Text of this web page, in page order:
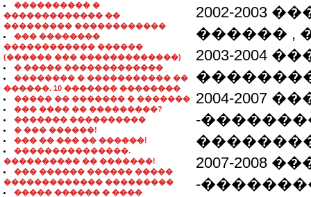
���������� �
������������� ��
��������� ������������
��� ��������
������������ ������
(������ ��� �������������)
� ����� �������������
�������� � ����������� ��
������. 10 ������� ��������
����� �� ������� � �������
��� ���� �� ���������?
������� ����������
� ��� ������!
��� �� ��� �� ������!
���������������.
���������� �� �������!
��� ������ ������ �����
������������� ���������
����� ������ � ����
2002-
������ ,
2003-2004
2004-2007
-
2007-2008
-